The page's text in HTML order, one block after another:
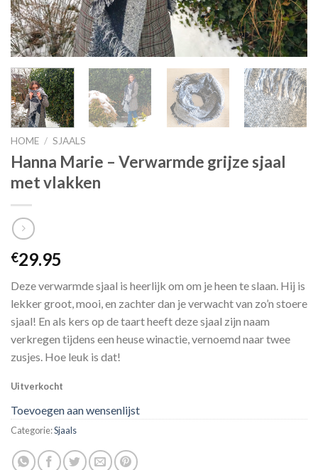
HOME / SJAALS
Hanna Marie – Verwarmde grijze sjaal
met vlakken
€29.95
Deze verwarmde sjaal is heerlijk om om je heen te slaan. Hij is
lekker groot, mooi, en zachter dan je verwacht van zo’n stoere
sjaal! En als kers op de taart heeft deze sjaal zijn naam
verkregen tijdens een heuse winactie, vernoemd naar twee
zusjes. Hoe leuk is dat!
Uitverkocht
Toevoegen aan wensenlijst
Categorie:Sjaals